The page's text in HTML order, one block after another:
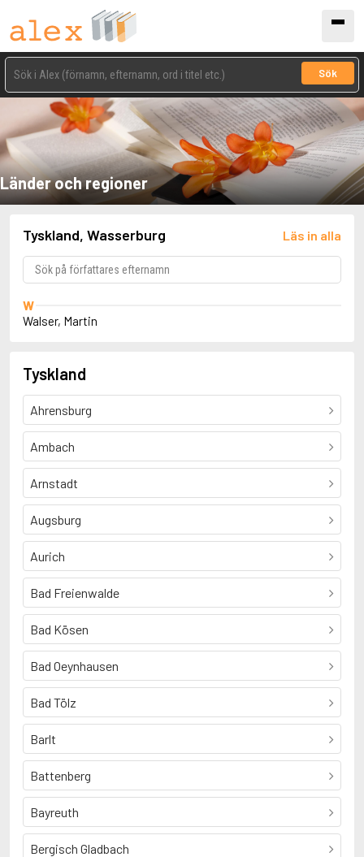
Sök
Länder och regioner
Tyskland, Wasserburg Läs in alla
W
Walser, Martin
Tyskland
Ahrensburg
Ambach
Arnstadt
Augsburg
Aurich
Bad Freienwalde
Bad Kösen
Bad Oeynhausen
Bad Tölz
Barlt
Battenberg
Bayreuth
Bergisch Gladbach